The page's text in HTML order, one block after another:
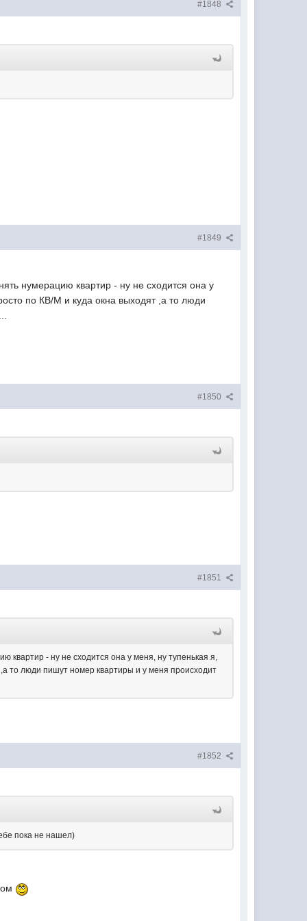
#1848
#1849
квартир - ну не сходится она у
по КВ/М и куда окна выходят ,а то люди
#1850
#1851
- ну не сходится она у меня, ну тупенькая я,
то люди пишут номер квартиры и у меня происходит
#1852
пока не нашел)